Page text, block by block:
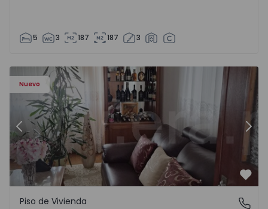
5 3 187 187 3
Nuevo
- 1575635 - 12
Piso de Vivienda T6 Vila Nova de Gaia, Pedroso e
Anterior
Pedroso - Vila Nova de Gaia, Vila Nova de Gaia
Piso de Vivienda